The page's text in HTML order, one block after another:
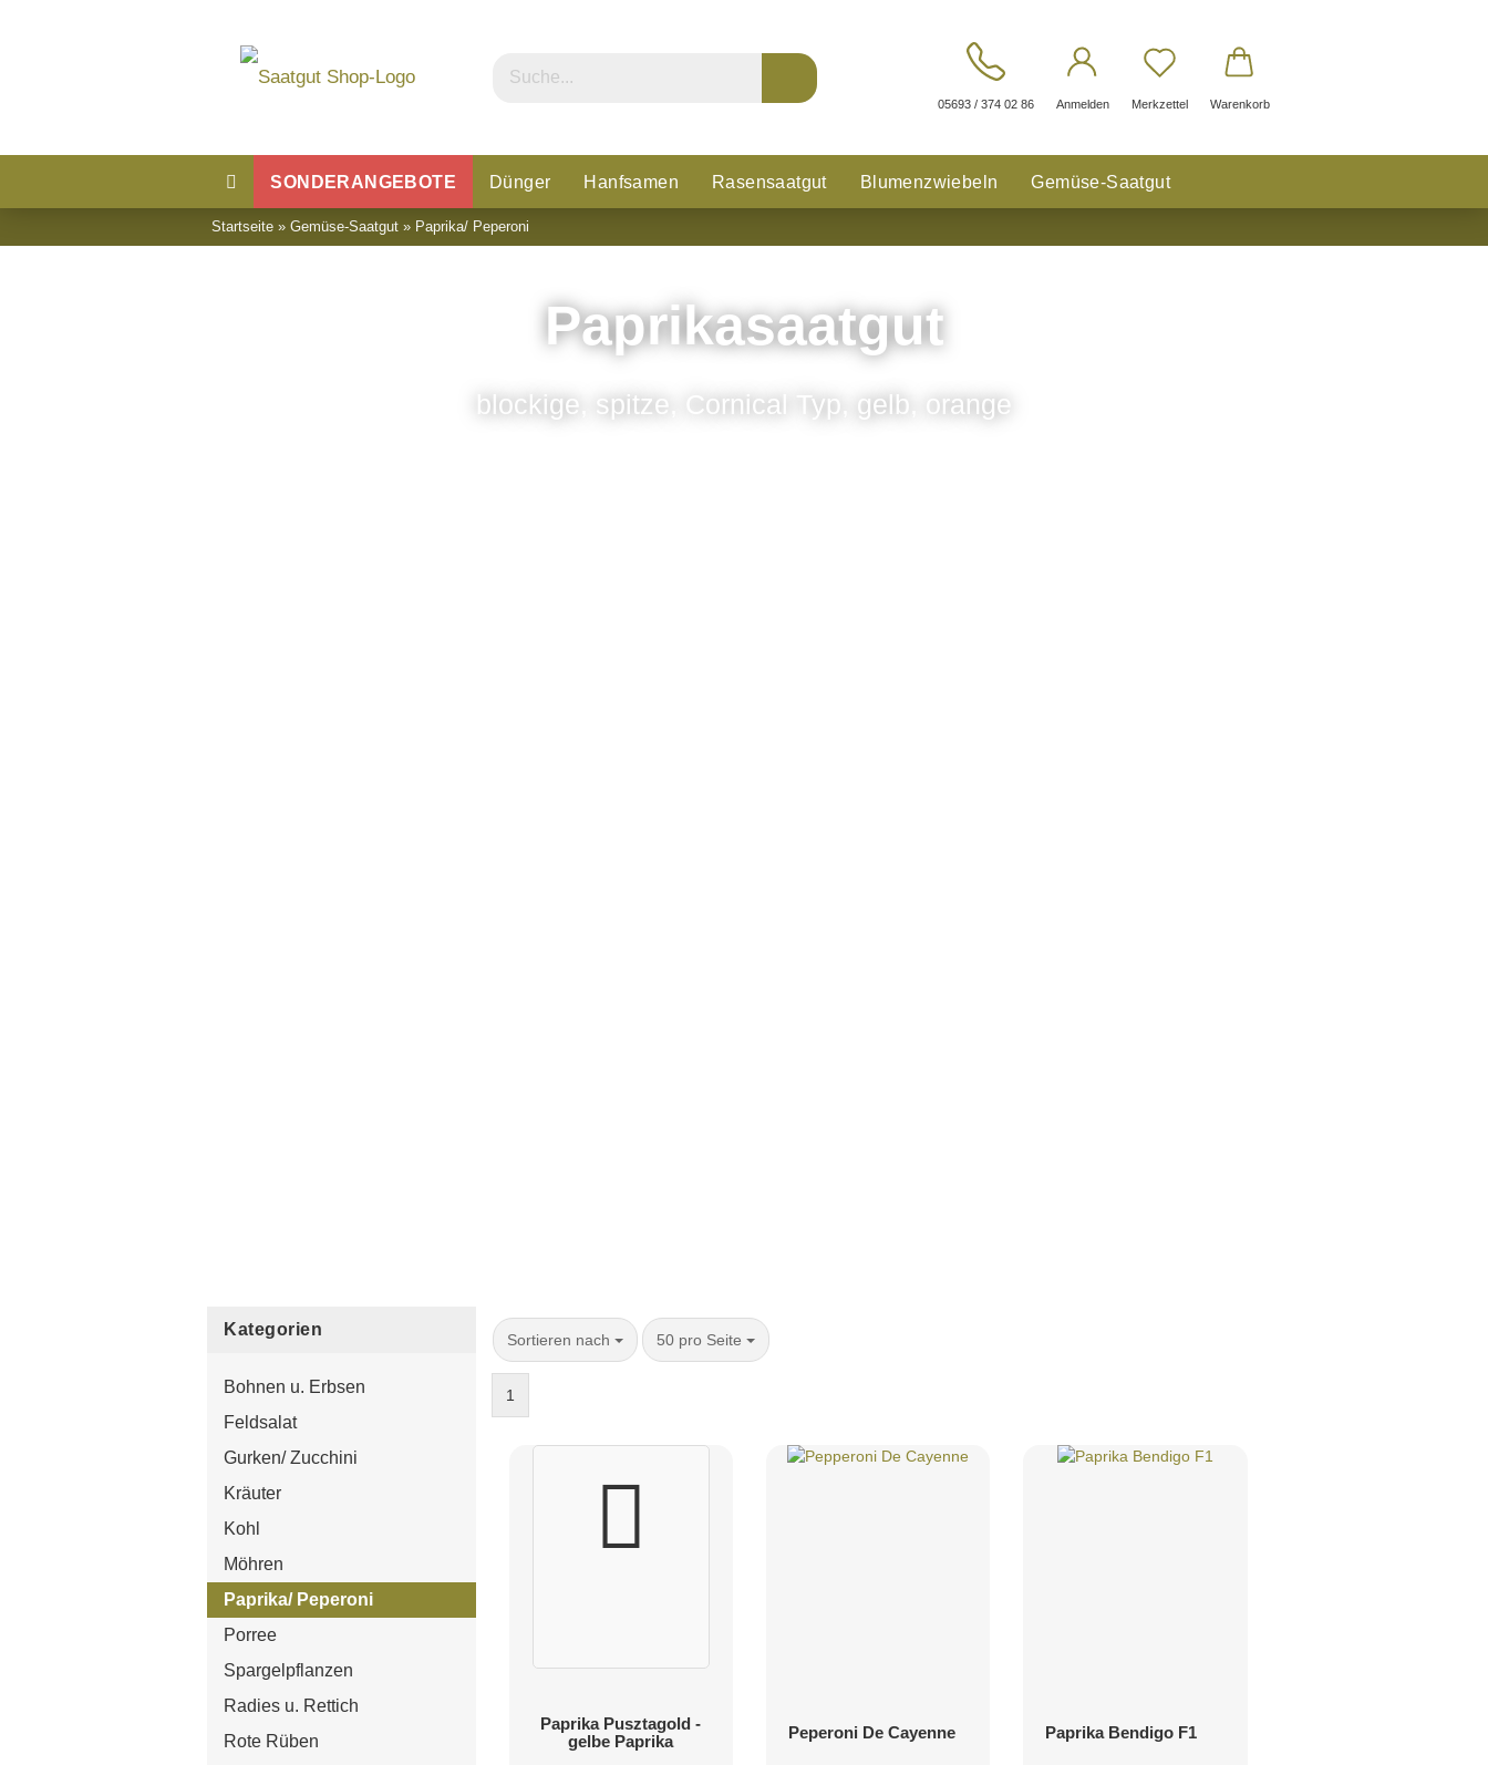
05693 / 374 02 86 Anmelden Merkzettel Warenkorb
SONDERANGEBOTE Dünger Hanfsamen Rasensaatgut Blumenzwiebeln Gemüse-Saatgut
Blumensaatgut Blumenwiesen
Startseite » Gemüse-Saatgut » Paprika/ Peperoni
Paprikasaatgut
blockige, spitze, Cornical Typ, gelb, orange
Kategorien
Bohnen u. Erbsen
Feldsalat
Gurken/ Zucchini
Kräuter
Kohl
Möhren
Paprika/ Peperoni
Porree
Spargelpflanzen
Radies u. Rettich
Rote Rüben
Sortieren nach 50 pro Seite
1
Paprika Pusztagold -
gelbe Paprika
Peperoni De Cayenne Paprika Bendigo F1